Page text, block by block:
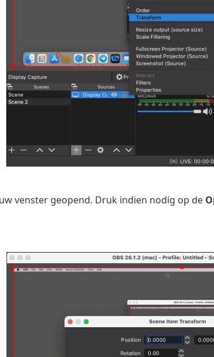
venster geopend. Druk indien nodig op de